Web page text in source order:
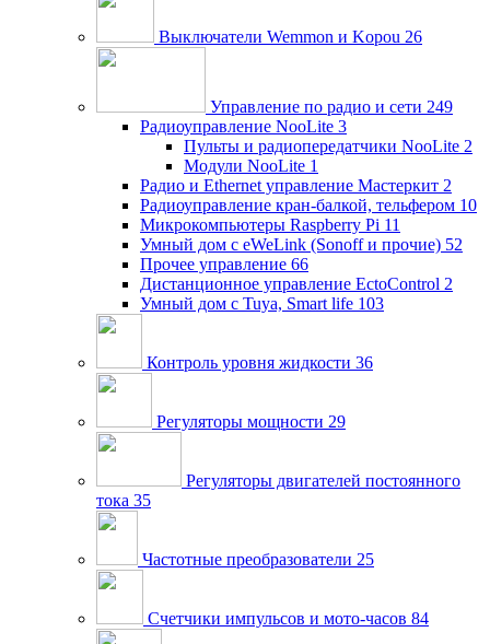
Выключатели Wemmon и Kopou 26
Управление по радио и сети 249
Радиоуправление NooLite 3
Пульты и радиопередатчики NooLite 2
Модули NooLite 1
Радио и Ethernet управление Мастеркит 2
Радиоуправление кран-балкой, тельфером 10
Микрокомпьютеры Raspberry Pi 11
Умный дом c eWeLink (Sonoff и прочие) 52
Прочее управление 66
Дистанционное управление EctoControl 2
Умный дом с Tuya, Smart life 103
Контроль уровня жидкости 36
Регуляторы мощности 29
Регуляторы двигателей постоянного
тока 35
Частотные преобразователи 25
Счетчики импульсов и мото-часов 84